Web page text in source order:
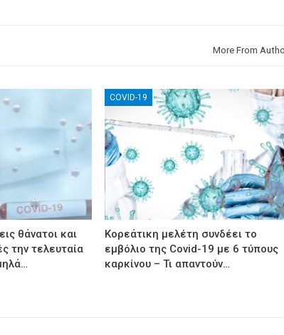
More From
θάνατοι και
την τελευταία
COVID-19
Κορεάτικη μελέτη συνδέει το
εμβόλιο της Covid-19 με 6 τύπους
καρκίνου – Τι απαντούν…